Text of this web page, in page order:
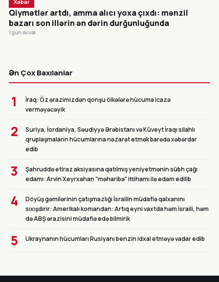
Xəbər
Qiymətlər artdı, amma alıcı yoxa çıxdı: mənzil
bazarı son illərin ən dərin durğunluğunda
1 gün əvvəl
Ən Çox Baxılanlar
1
İraq: Öz ərazimizdən qonşu ölkələrə hücuma icazə
verməyəcəyik
2
Suriya, İordaniya, Səudiyyə Ərəbistanı və Küveyt İraqı silahlı
qruplaşmaların hücumlarına nəzarət etmək barədə xəbərdar
edib
3
Şahruddə etiraz aksiyasına qatılmış yeniyetmənin sübh çağı
edamı: Arvin Xeyrxahan "məharibə" ittihamı ilə edam edilib
4
Döyüş gəmilərinin çatışmazlığı İsrailin müdafiə qalxanını
sıxışdırır: Amerikalı komandan: Artıq eyni vaxtda həm İsraili, həm
də ABŞ ərazisini müdafiə edə bilmirik
5 Ukraynanın hücumları Rusiyanı benzin idxal etməyə vadar edib